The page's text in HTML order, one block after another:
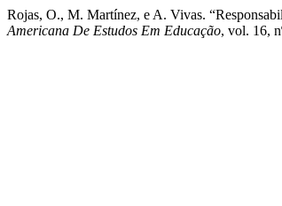
Rojas, O., M. Martínez, e A. Vivas.
Americana De Estudos Em Educação, vol. 16,